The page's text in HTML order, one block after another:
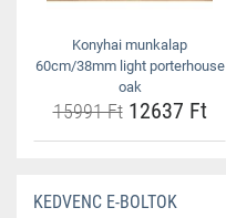
Konyhai munkalap
60cm/38mm light porterhouse
oak
15991 Ft12637 Ft
KEDVENC E-BOLTOK